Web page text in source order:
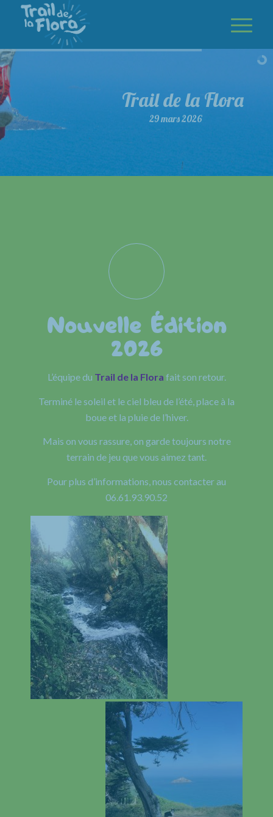
Trail de la Flora
29 mars 2026
Nouvelle Édition
2026
L’équipe du Trail de la Flora fait son retour.
Terminé le soleil et le ciel bleu de l’été, place à la
boue et la pluie de l’hiver.
Mais on vous rassure, on garde toujours notre
terrain de jeu que vous aimez tant.
Pour plus d’informations, nous contacter au
06.61.93.90.52